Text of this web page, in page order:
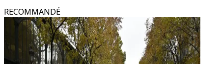
RECOMMANDÉ